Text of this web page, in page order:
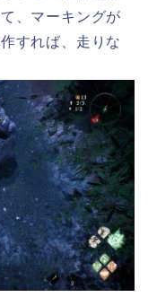
、マーキングが
すれば、走りな